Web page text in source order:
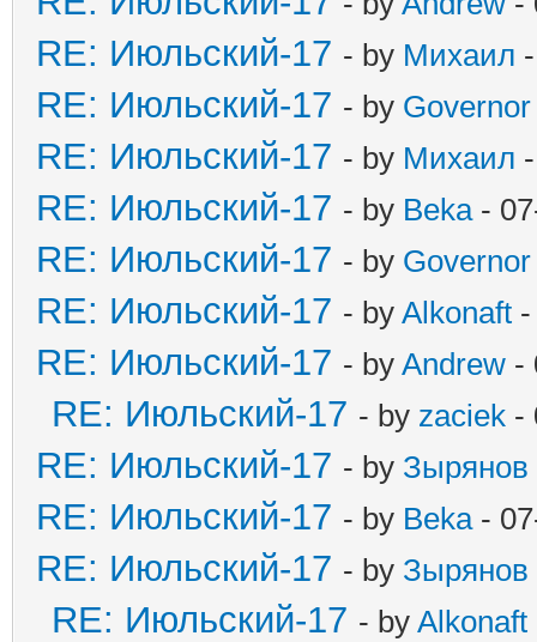
RE: Июльский-17 - by Михаил
RE: Июльский-17 - by Governor
RE: Июльский-17 - by Михаил
RE: Июльский-17 - by Beka-
RE: Июльский-17 - by Governor
RE: Июльский-17 - by Alkonaft
RE: Июльский-17 - by Andrew -
RE: Июльский-17 - by zaciek -
RE: Июльский-17 - by Зырянов
RE: Июльский-17 - by Beka-
RE: Июльский-17 - by Зырянов
RE: Июльский-17 - by Alkonaft